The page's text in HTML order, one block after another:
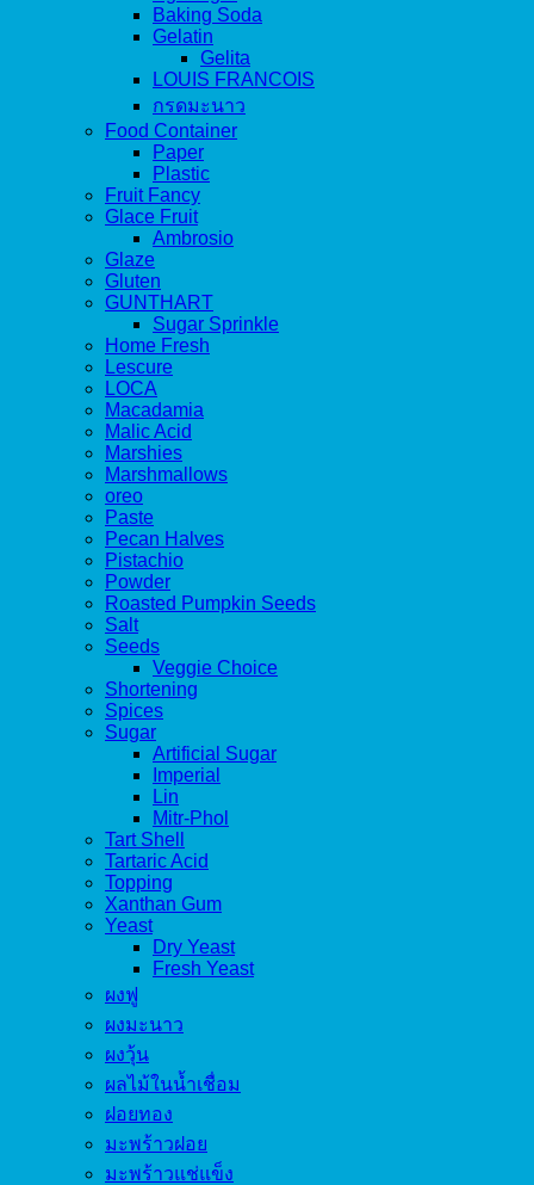
Baking Soda
Gelatin
Gelita
LOUIS FRANCOIS
กรดมะนาว
Food Container
Paper
Plastic
Fruit Fancy
Glace Fruit
Ambrosio
Glaze
Gluten
GUNTHART
Sugar Sprinkle
Home Fresh
Lescure
LOCA
Macadamia
Malic Acid
Marshies
Marshmallows
oreo
Paste
Pecan Halves
Pistachio
Powder
Roasted Pumpkin Seeds
Salt
Seeds
Veggie Choice
Shortening
Spices
Sugar
Artificial Sugar
Imperial
Lin
Mitr-Phol
Tart Shell
Tartaric Acid
Topping
Xanthan Gum
Yeast
Dry Yeast
Fresh Yeast
ผงฟู
ผงมะนาว
ผงวุ้น
ผลไม้ในน้ำเชื่อม
ฝอยทอง
มะพร้าวฝอย
มะพร้าวแช่แข็ง